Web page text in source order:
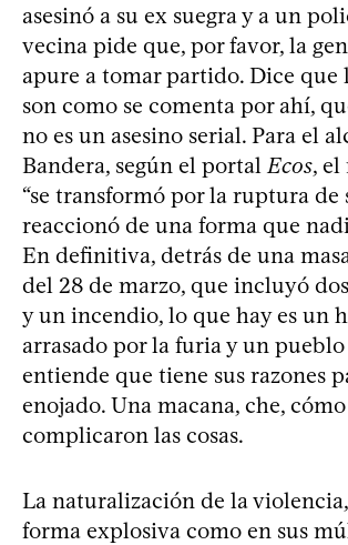
asesinó a su ex suegra y a un
vecina pide que, por favor, la
apure a tomar partido. Dice que
son como se comenta por ahí,
no es un asesino serial. Para el
Bandera, según el portalEcos,
“se transformó por la ruptura de
reaccionó de una forma que
En definitiva, detrás de una
del 28 de marzo, que incluyó
y un incendio, lo que hay es un
arrasado por la furia y un
entiende que tiene sus razones
enojado. Una macana, che, cómo
complicaron las cosas.
La naturalización de la
forma explosiva como en sus